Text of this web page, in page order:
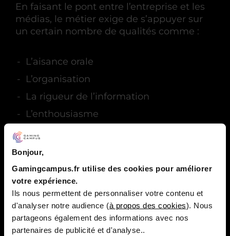
Bonjour,
Gamingcampus.fr utilise des cookies pour améliorer
votre expérience.
Ils nous permettent de personnaliser votre contenu et
d'analyser notre audience (à propos des cookies). Nous
partageons également des informations avec nos
partenaires de publicité et d'analyse..
En faisant le pont entre l’entreprise et les
médias, le métier exige de s’appuyer sur
un certain nombre de qualités comme :
L’aisance orale
L’organisation
La rigueur de l’information
L’enthousiasme
Les soft skills recherchées par
les entreprises
Indispensables lors d’un recrutement, les
soft skills représentent un argument